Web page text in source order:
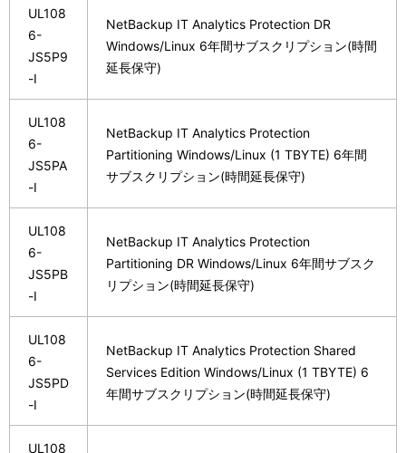
UL108
6-
JS5P9
-I
NetBackup IT Analytics Protection DR
Windows/Linux 6年間サブスクリプション(時間
延長保守)
UL108
6-
JS5PA
-I
NetBackup IT Analytics Protection
Partitioning Windows/Linux (1 TBYTE) 6年間
サブスクリプション(時間延長保守)
UL108
6-
JS5PB
-I
NetBackup IT Analytics Protection
Partitioning DR Windows/Linux 6年間サブスク
リプション(時間延長保守)
UL108
6-
JS5PD
-I
NetBackup IT Analytics Protection Shared
Services Edition Windows/Linux (1 TBYTE) 6
年間サブスクリプション(時間延長保守)
UL108